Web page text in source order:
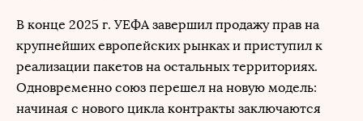
В конце 2025 г. УЕФА завершил продажу прав на
крупнейших европейских рынках и приступил к
реализации пакетов на остальных территориях.
Одновременно союз перешел на новую модель:
начиная с нового цикла контракты заключаются